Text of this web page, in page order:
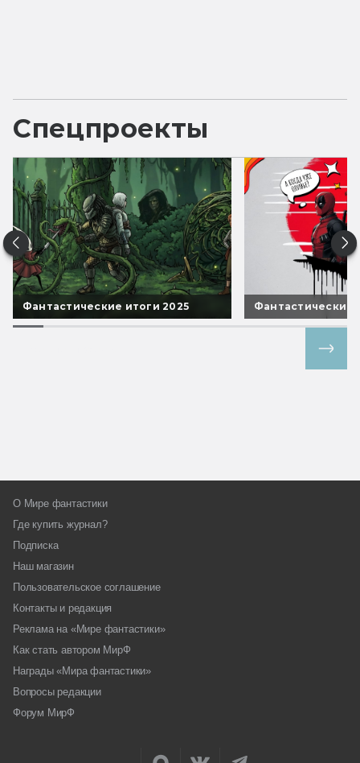
Спецпроекты
Фантастические итоги 2025 Фантастические
О Мире фантастики
Где купить журнал?
Подписка
Наш магазин
Пользовательское соглашение
Контакты и редакция
Реклама на «Мире фантастики»
Как стать автором МирФ
Награды «Мира фантастики»
Вопросы редакции
Форум МирФ